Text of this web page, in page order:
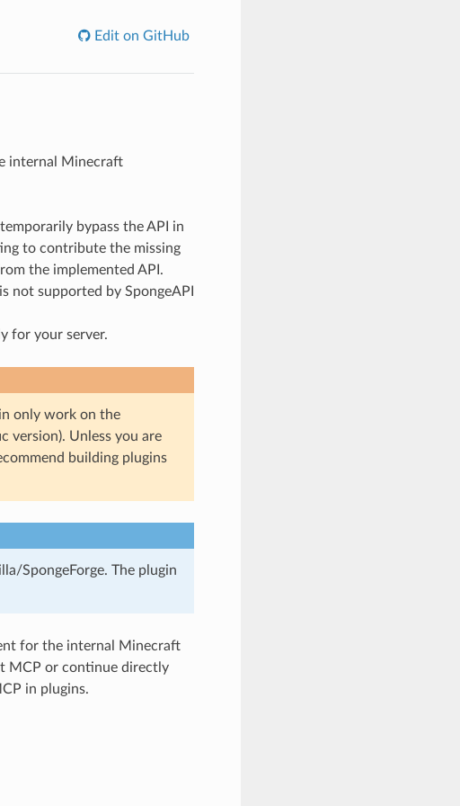
Edit on GitHub
internal Minecraft
bypass the API in
to contribute the missing
the implemented API.
not supported by SpongeAPI
for your server.
only work on the
version). Unless you are
building plugins
SpongeForge. The plugin
for the internal Minecraft
MCP or continue directly
in plugins.